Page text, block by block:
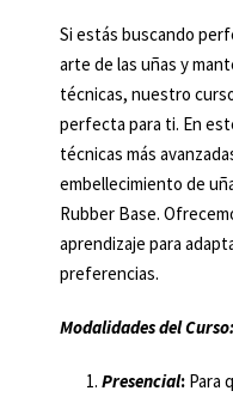
Si estás buscando
arte de las uñas y
técnicas, nuestro
perfecta para ti. En
técnicas más
embellecimiento de
Rubber Base.
aprendizaje para
preferencias.
Modalidades del Curso:
Presencial: Para